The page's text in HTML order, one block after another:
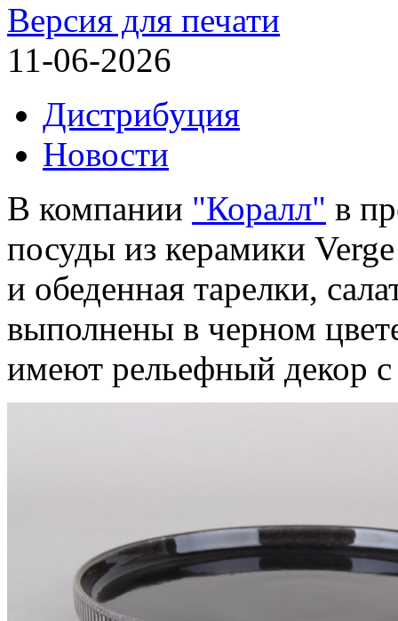
Версия для печати
11-06-2026
Дистрибуция
Новости
В компании "Коралл" в
посуды из керамики
и обеденная тарелки,
выполнены в черном
имеют рельефный декор